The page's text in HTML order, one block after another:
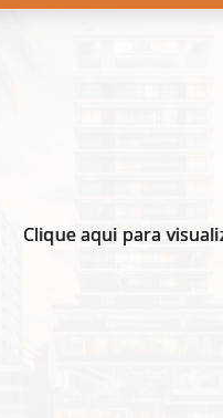
Clique aqui para